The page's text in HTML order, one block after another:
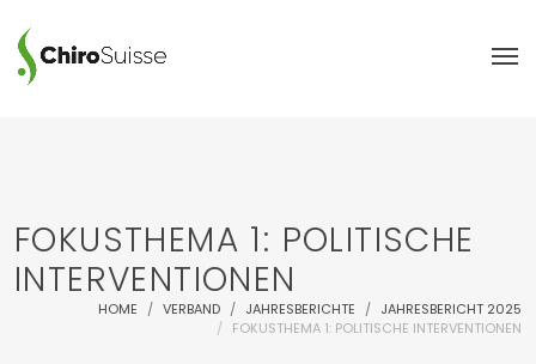
FOKUSTHEMA 1: POLITISCHE
INTERVENTIONEN
HOME VERBAND JAHRESBERICHTE
JAHRESBERICHT 2025
FOKUSTHEMA 1: POLITISCHE INTERVENTIONEN